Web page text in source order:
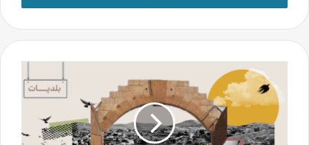
شمسطار
"تستنسخ"
انتخاباتها
البلديّة